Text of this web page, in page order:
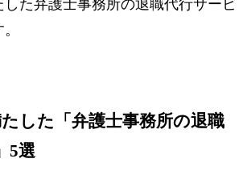
した弁護士事務所の退職代行サービ
した「弁護士事務所の退職
5選